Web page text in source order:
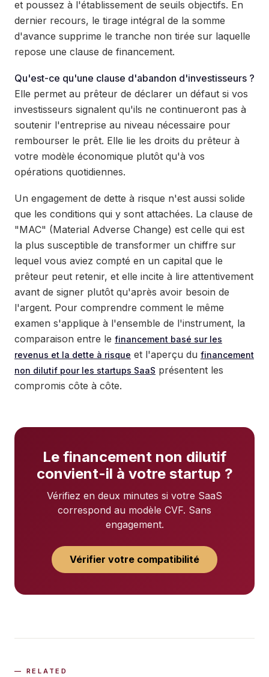
et poussez à l'établissement de seuils objectifs. En
dernier recours, le tirage intégral de la somme
d'avance supprime le tranche non tirée sur laquelle
repose une clause de financement.
Qu'est-ce qu'une clause d'abandon d'investisseurs ?
Elle permet au prêteur de déclarer un défaut si vos
investisseurs signalent qu'ils ne continueront pas à
soutenir l'entreprise au niveau nécessaire pour
rembourser le prêt. Elle lie les droits du prêteur à
votre modèle économique plutôt qu'à vos
opérations quotidiennes.
Un engagement de dette à risque n'est aussi solide
que les conditions qui y sont attachées. La clause de
"MAC" (Material Adverse Change) est celle qui est
la plus susceptible de transformer un chiffre sur
lequel vous aviez compté en un capital que le
prêteur peut retenir, et elle incite à lire attentivement
avant de signer plutôt qu'après avoir besoin de
l'argent. Pour comprendre comment le même
examen s'applique à l'ensemble de l'instrument, la
comparaison entre le financement basé sur les
revenus et la dette à risque et l'aperçu du financement
non dilutif pour les startups SaaS présentent les
compromis côte à côte.
Le financement non dilutif
convient-il à votre startup ?
Vérifiez en deux minutes si votre SaaS
correspond au modèle CVF. Sans
engagement.
Vérifier votre compatibilité